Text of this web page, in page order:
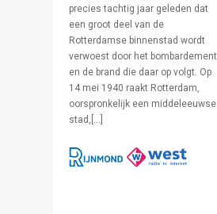
precies tachtig jaar geleden dat
een groot deel van de
Rotterdamse binnenstad wordt
verwoest door het bombardement
en de brand die daar op volgt. Op
14 mei 1940 raakt Rotterdam,
oorspronkelijk een middeleeuwse
stad,[…]